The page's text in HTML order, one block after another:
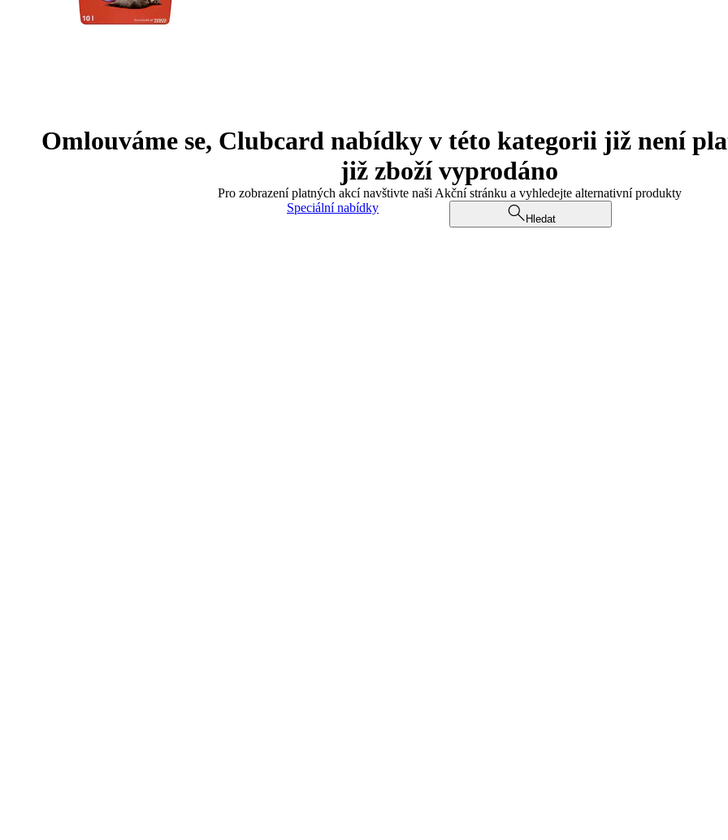
Omlouváme se, Clubcard nabídky v této kategorii již není
již zboží vyprodáno
Pro zobrazení platných akcí navštivte naši Akční stránku a vyhledejte alternativní produkty
Speciální nabídky
Hledat